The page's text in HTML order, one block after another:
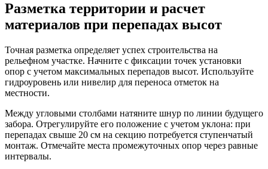
Разметка территории и расчет
материалов при перепадах высот
Точная разметка определяет успех строительства на
рельефном участке. Начните с фиксации точек установки
опор с учетом максимальных перепадов высот. Используйте
гидроуровень или нивелир для переноса отметок на
местности.
Между угловыми столбами натяните шнур по линии будущего
забора. Отрегулируйте его положение с учетом уклона: при
перепадах свыше 20 см на секцию потребуется ступенчатый
монтаж. Отмечайте места промежуточных опор через равные
интервалы.